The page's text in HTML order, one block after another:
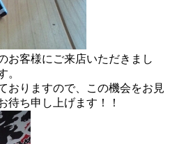
お客様にご来店いただきまし
。
おりますので、この機会をお見
待ち申し上げます！！